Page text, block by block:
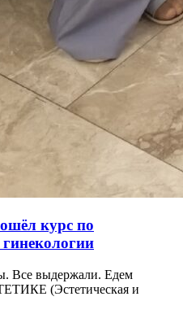
курс по
гинекологии
Все выдержали. Едем
(Эстетическая и